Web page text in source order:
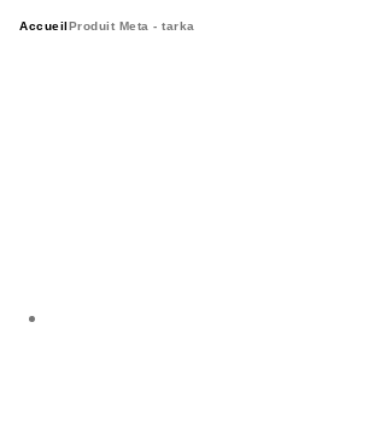
AccueilProduit Meta - tarka